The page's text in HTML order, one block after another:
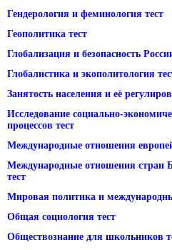
Гендерология и феминология тест
Геополитика тест
Глобализация и безопасность
Глобалистика и экополитология
Занятость населения и её
Исследование социально-
процессов тест
Международные отношения
Международные отношения стран
тест
Мировая политика и
Общая социология тест
Обществознание для школьников